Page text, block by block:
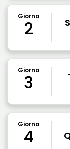
Giorno
2
Giorno
3
Giorno
4